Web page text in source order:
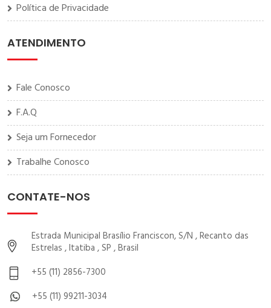
Política de Privacidade
ATENDIMENTO
Fale Conosco
F.A.Q
Seja um Fornecedor
Trabalhe Conosco
CONTATE-NOS
Estrada Municipal Brasílio Franciscon, S/N , Recanto das
Estrelas , Itatiba , SP , Brasil
+55 (11) 2856-7300
+55 (11) 99211-3034